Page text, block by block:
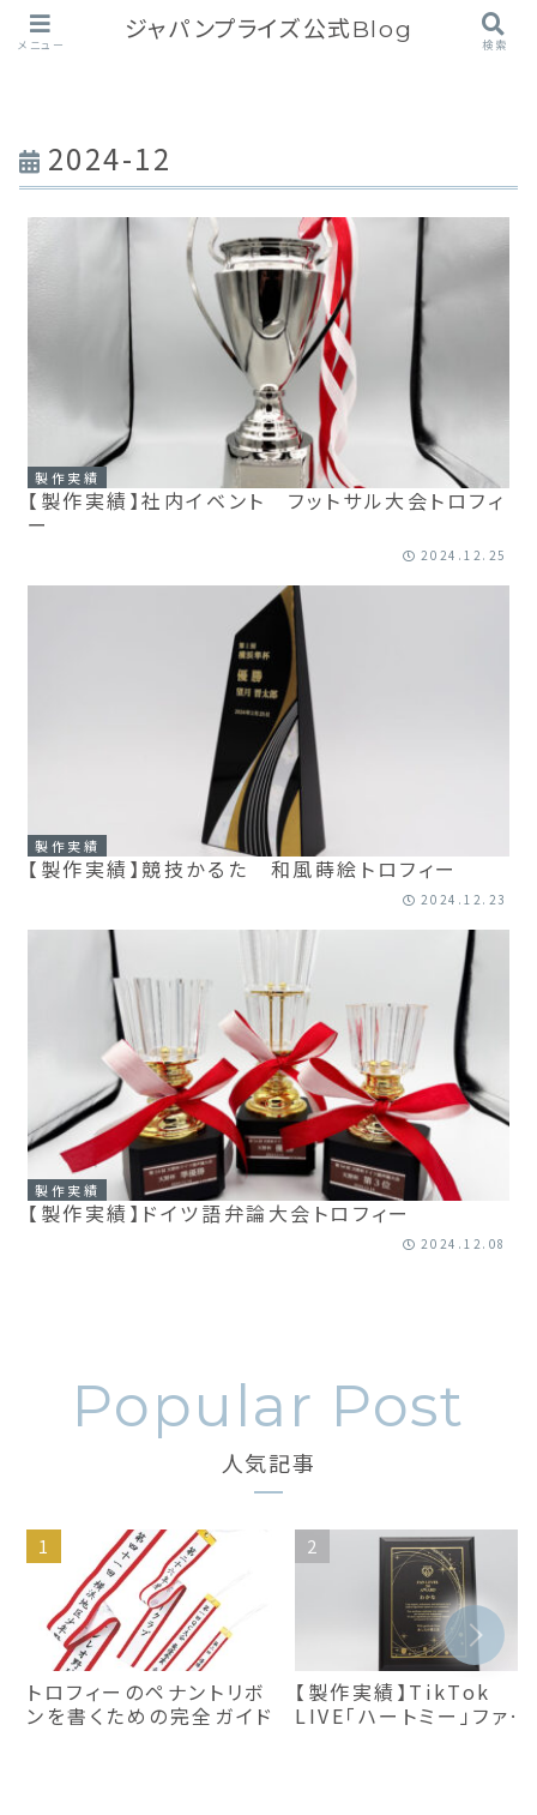
2024-12
製作実績
【製作実績】社内イベント フットサル大会トロフィ
ー
2024.12.25
製作実績
【製作実績】競技かるた 和風蒔絵トロフィー
2024.12.23
製作実績
【製作実績】ドイツ語弁論大会トロフィー
2024.12.08
人気記事
トロフィーのペナントリボ
ンを書くための完全ガイド
【製作実績】TikTok
LIVE「ハートミー」ファン
メニュー
ジャパンプライズ公式Blog
検索